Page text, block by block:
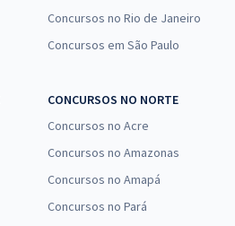
Concursos no Rio de Janeiro
Concursos em São Paulo
CONCURSOS NO NORTE
Concursos no Acre
Concursos no Amazonas
Concursos no Amapá
Concursos no Pará